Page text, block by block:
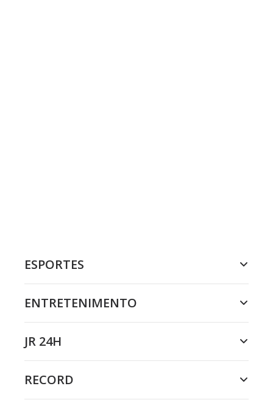
ESPORTES
ENTRETENIMENTO
JR 24H
RECORD